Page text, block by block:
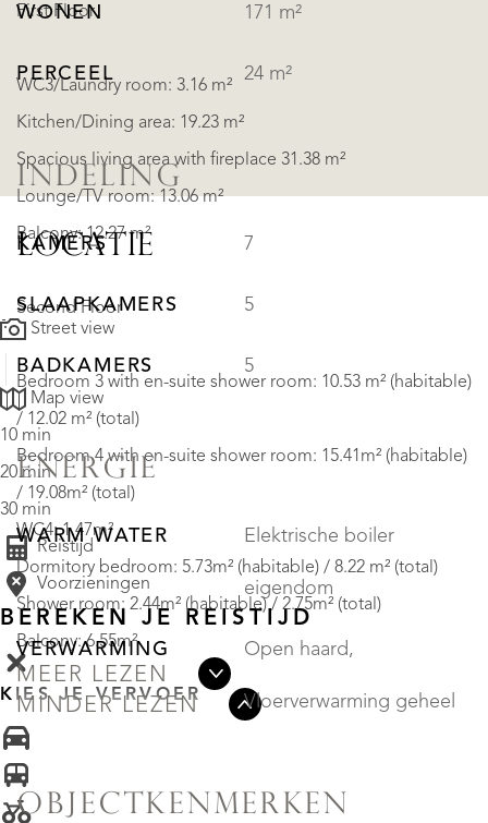
First Floor
WC3/Laundry room: 3.16 m²
Kitchen/Dining area: 19.23 m²
Spacious living area with fireplace 31.38 m²
Lounge/TV room: 13.06 m²
Balcony: 12.27 m²
Second Floor
Bedroom 3 with en-suite shower room: 10.53 m² (habitable)
/ 12.02 m² (total)
Bedroom 4 with en-suite shower room: 15.41m² (habitable)
/ 19.08m² (total)
WC4: 1.47m²
Dormitory bedroom: 5.73m² (habitable) / 8.22 m² (total)
Shower room: 2.44m² (habitable) / 2.75m² (total)
Balcony: 6.55m²
MEER LEZEN
MINDER LEZEN
WONEN 171 m²
PERCEEL 24 m²
INDELING
KAMERS 7
SLAAPKAMERS 5
BADKAMERS 5
ENERGIE
WARM WATER Elektrische boiler
eigendom
VERWARMING Open haard,
Vloerverwarming geheel
OBJECTKENMERKEN
LOCATIE
Street view
Map view
10 min
20 min
30 min
Reistijd
Voorzieningen
BEREKEN JE REISTIJD
KIES JE VERVOER